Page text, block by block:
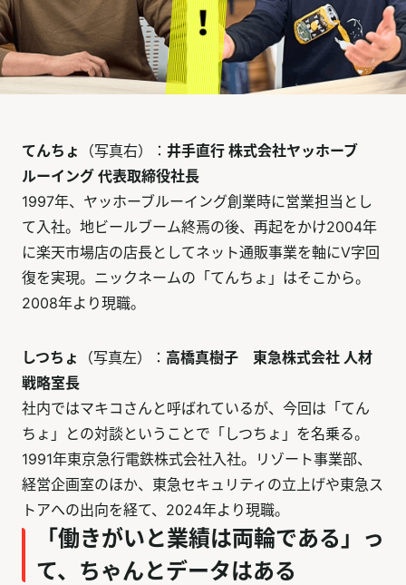
てんちょ （写真右）： 井手直行 株式会社ヤッホーブ
ルーイング 代表取締役社長
1997年、ヤッホーブルーイング創業時に営業担当とし
て入社。地ビールブーム終焉の後、再起をかけ2004年
に楽天市場店の店長としてネット通販事業を軸にV字回
復を実現。ニックネームの「てんちょ」はそこから。
2008年より現職。
しつちょ （写真左）： 高橋真樹子 東急株式会社 人材
戦略室長
社内ではマキコさんと呼ばれているが、今回は「てん
ちょ」との対談ということで「しつちょ」を名乗る。
1991年東京急行電鉄株式会社入社。リゾート事業部、
経営企画室のほか、東急セキュリティの立上げや東急ス
トアへの出向を経て、2024年より現職。
「働きがいと業績は両輪である」っ
て、ちゃんとデータはある